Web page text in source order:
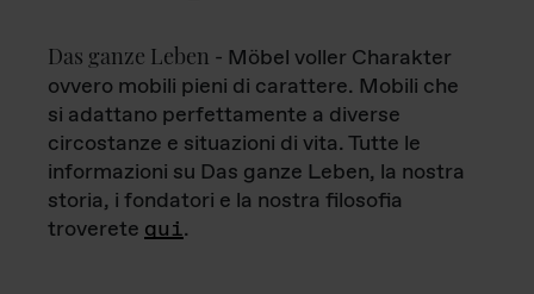
Das ganze Leben - Möbel voller Charakter
ovvero mobili pieni di carattere. Mobili che
si adattano perfettamente a diverse
circostanze e situazioni di vita. Tutte le
informazioni su Das ganze Leben, la nostra
storia, i fondatori e la nostra filosofia
troverete qui.